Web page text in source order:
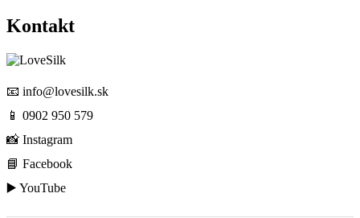
Kontakt
📧 info@lovesilk.sk
📱 0902 950 579
📸 Instagram
📘 Facebook
▶️ YouTube